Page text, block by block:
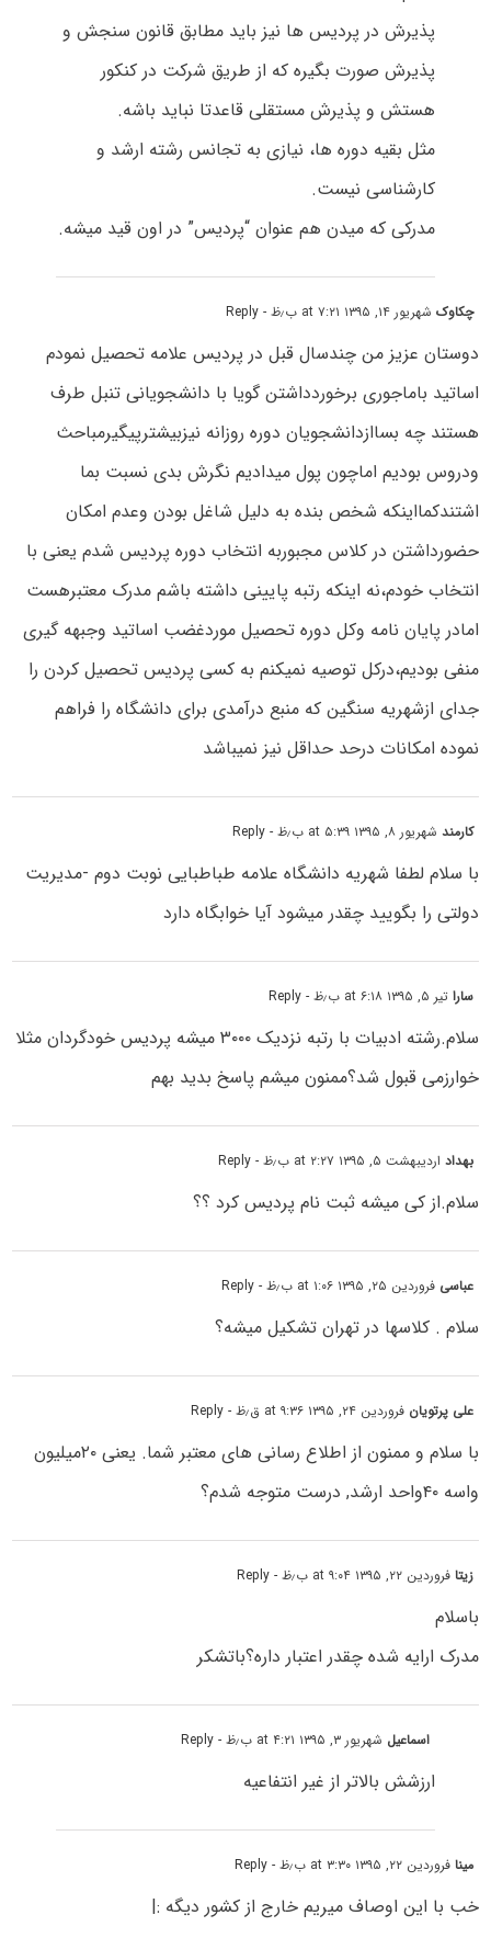
پذیرش در پردیس ها نیز باید مطابق قانون سنجش و
پذیرش صورت بگیره که از طریق شرکت در کنکور
هستش و پذیرش مستقلی قاعدتا نباید باشه.
مثل بقیه دوره ها، نیازی به تجانس رشته ارشد و
کارشناسی نیست.
مدرکی که میدن هم عنوان “پردیس” در اون قید میشه.
چکاوکشهریور ۱۴, ۱۳۹۵ at ۷:۲۱ ب٫ظ - Reply
دوستان عزیز من چندسال قبل در پردیس علامه تحصیل نمودم
اساتید باماجوری برخوردداشتن گویا با دانشجویانی تنبل طرف
هستند چه بساازدانشجویان دوره روزانه نیزبیشترپیگیرمباحث
ودروس بودیم اماچون پول میدادیم نگرش بدی نسبت بما
اشتندکمااینکه شخص بنده به دلیل شاغل بودن وعدم امکان
حضورداشتن در کلاس مجبوربه انتخاب دوره پردیس شدم یعنی با
انتخاب خودم،نه اینکه رتبه پایینی داشته باشم مدرک معتبرهست
امادر پایان نامه وکل دوره تحصیل موردغضب اساتید وجبهه گیری
منفی بودیم،درکل توصیه نمیکنم به کسی پردیس تحصیل کردن را
جدای ازشهریه سنگین که منبع درآمدی برای دانشگاه را فراهم
نموده امکانات درحد حداقل نیز نمیباشد
کارمندشهریور ۸, ۱۳۹۵ at ۵:۳۹ ب٫ظ - Reply
با سلام لطفا شهریه دانشگاه علامه طباطبایی نوبت دوم -مدیریت
دولتی را بگویید چقدر میشود آیا خوابگاه دارد
ساراتیر ۵, ۱۳۹۵ at ۶:۱۸ ب٫ظ - Reply
سلام.رشته ادبیات با رتبه نزدیک ۳۰۰۰ میشه پردیس خودگردان مثلا
خوارزمی قبول شد؟ممنون میشم پاسخ بدید بهم
بهداداردیبهشت ۵, ۱۳۹۵ at ۲:۲۷ ب٫ظ - Reply
سلام.از کی میشه ثبت نام پردیس کرد ؟؟
عباسی فروردین ۲۵, ۱۳۹۵ at ۱:۰۶ ب٫ظ - Reply
سلام . کلاسها در تهران تشکیل میشه؟
علی پرتویان فروردین ۲۴, ۱۳۹۵ at ۹:۳۶ ق٫ظ - Reply
با سلام و ممنون از اطلاع رسانی های معتبر شما. یعنی ۲۰میلیون
واسه ۴۰واحد ارشد, درست متوجه شدم؟
زیتافروردین ۲۲, ۱۳۹۵ at ۹:۰۴ ب٫ظ - Reply
باسلام
مدرک ارایه شده چقدر اعتبار داره؟باتشکر
اسماعیل شهریور ۳, ۱۳۹۵ at ۴:۲۱ ب٫ظ - Reply
ارزشش بالاتر از غیر انتفاعیه
مینافروردین ۲۲, ۱۳۹۵ at ۳:۳۰ ب٫ظ - Reply
خب با این اوصاف میریم خارج از کشور دیگه :|